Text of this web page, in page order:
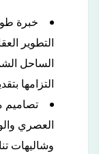
خبرة
التطوير
التزامها
تصاميم
العصري
وشاليهات